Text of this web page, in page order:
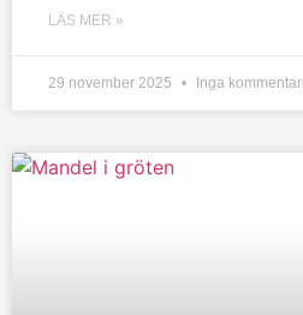
LÄS MER »
29 november 2025 Inga